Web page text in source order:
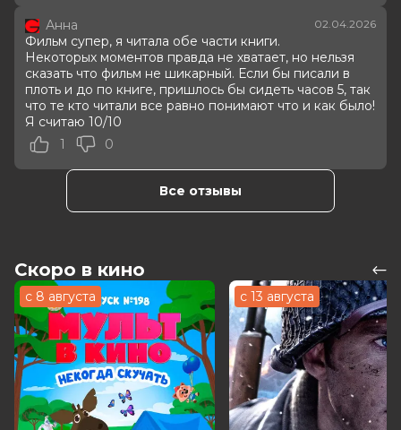
Продюсеры
Георгий Шабанов, Люся Дадальян,
Алёна Званцова
Сценаристы
Мария Елисоветская, Ульяна
Зверева, Евгения Назипова
Жанр
мелодрама
Длительность
В прокате
Можно оплатить
Анна 02.04.2026
Фильм супер, я читала обе части книги.
Некоторых моментов правда не хватает, но нельзя
сказать что фильм не шикарный. Если бы писали в
плоть и до по книге, пришлось бы сидеть часов 5, так
что те кто читали все равно понимают что и как было!
Я считаю 10/10
1
0
Все отзывы
Скоро в кино
с 8 августа с 13 августа